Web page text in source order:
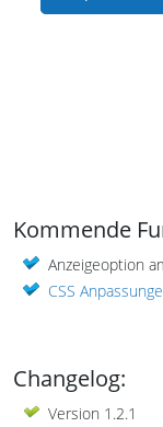
Kommende
Anzeigeoption
CSS
Changelog:
Version 1.2.1